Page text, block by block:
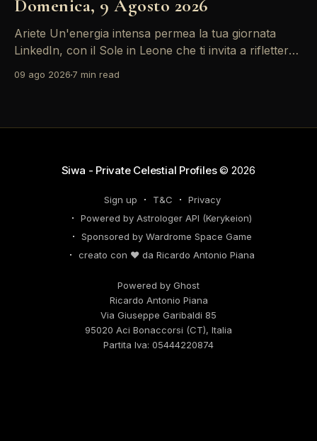
Domenica, 9 Agosto 2026
Ariete Un'energia intensa permea la tua giornata
LinkedIn, con il Sole in Leone che ti invita a riflettere
dalla Luna in Gemelli, possono generare interazioni
09 ago 2026 7 min read
Siwa - Private Celestial Profiles© 2026
Sign up T&C
Privacy
Powered by Astrologer API (Kerykeion)
Sponsored by Wardrome Space Game
creato con ❤️ da Ricardo Antonio Piana
Powered by Ghost
Ricardo Antonio Piana
Via Giuseppe Garibaldi 85
95020 Aci Bonaccorsi (CT), Italia
Partita Iva: 05444220874